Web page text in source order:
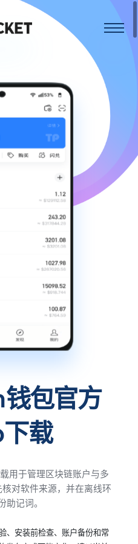
包官方
载
于管理区块链账户与多
对软件来源，并在离线环
助记词。
、安装前检查、账户备份和常